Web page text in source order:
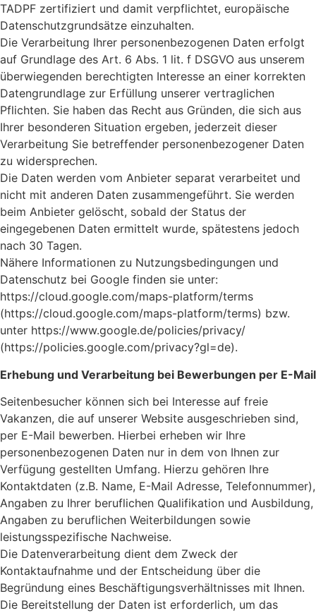
TADPF zertifiziert und damit verpflichtet, europäische
Datenschutzgrundsätze einzuhalten.
Die Verarbeitung Ihrer personenbezogenen Daten erfolgt
auf Grundlage des Art. 6 Abs. 1 lit. f DSGVO aus unserem
überwiegenden berechtigten Interesse an einer korrekten
Datengrundlage zur Erfüllung unserer vertraglichen
Pflichten. Sie haben das Recht aus Gründen, die sich aus
Ihrer besonderen Situation ergeben, jederzeit dieser
Verarbeitung Sie betreffender personenbezogener Daten
zu widersprechen.
Die Daten werden vom Anbieter separat verarbeitet und
nicht mit anderen Daten zusammengeführt. Sie werden
beim Anbieter gelöscht, sobald der Status der
eingegebenen Daten ermittelt wurde, spätestens jedoch
nach 30 Tagen.
Nähere Informationen zu Nutzungsbedingungen und
Datenschutz bei Google finden sie unter:
https://cloud.google.com/maps-platform/terms
(https://cloud.google.com/maps-platform/terms) bzw.
unter https://www.google.de/policies/privacy/
(https://policies.google.com/privacy?gl=de).
Erhebung und Verarbeitung bei Bewerbungen per E-Mail
Seitenbesucher können sich bei Interesse auf freie
Vakanzen, die auf unserer Website ausgeschrieben sind,
per E-Mail bewerben. Hierbei erheben wir Ihre
personenbezogenen Daten nur in dem von Ihnen zur
Verfügung gestellten Umfang. Hierzu gehören Ihre
Kontaktdaten (z.B. Name, E-Mail Adresse, Telefonnummer),
Angaben zu Ihrer beruflichen Qualifikation und Ausbildung,
Angaben zu beruflichen Weiterbildungen sowie
leistungsspezifische Nachweise.
Die Datenverarbeitung dient dem Zweck der
Kontaktaufnahme und der Entscheidung über die
Begründung eines Beschäftigungsverhältnisses mit Ihnen.
Die Bereitstellung der Daten ist erforderlich, um das